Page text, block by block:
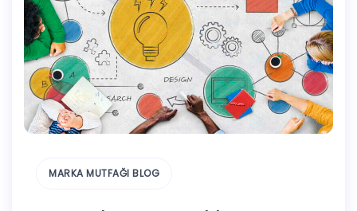
MARKA MUTFAĞI BLOG